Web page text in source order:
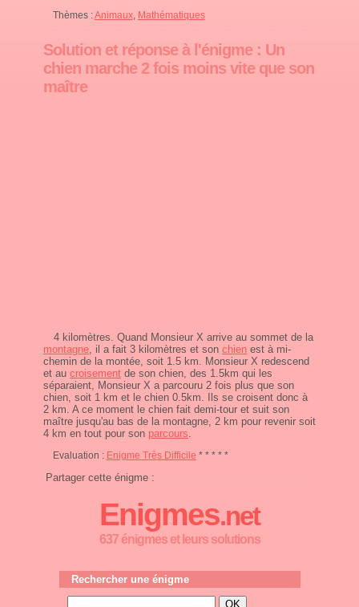
Thèmes :Animaux, Mathématiques
Solution et réponse à l'énigme : Un
chien marche 2 fois moins vite que son
maître
4 kilomètres. Quand Monsieur X arrive au sommet de la
montagne , il a fait 3 kilomètres et son chien est à mi-
chemin de la montée, soit 1.5 km. Monsieur X redescend
et au croisement de son chien, des 1.5km qui les
séparaient, Monsieur X a parcouru 2 fois plus que son
chien, soit 1 km et le chien 0.5km. Ils se croisent donc à
2 km. A ce moment le chien fait demi-tour et suit son
maître jusqu'au bas de la montagne, 2 km pour revenir soit
4 km en tout pour son parcours
Evaluation : Enigme Très Difficile * * * * *
Partager cette énigme :
Enigmes.net
637 énigmes et leurs solutions
Rechercher une énigme